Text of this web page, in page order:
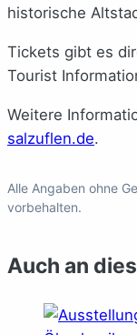
historische
Tickets gibt es
Tourist
Weitere
salzuflen.de.
Alle Angaben ohne
vorbehalten.
Auch an